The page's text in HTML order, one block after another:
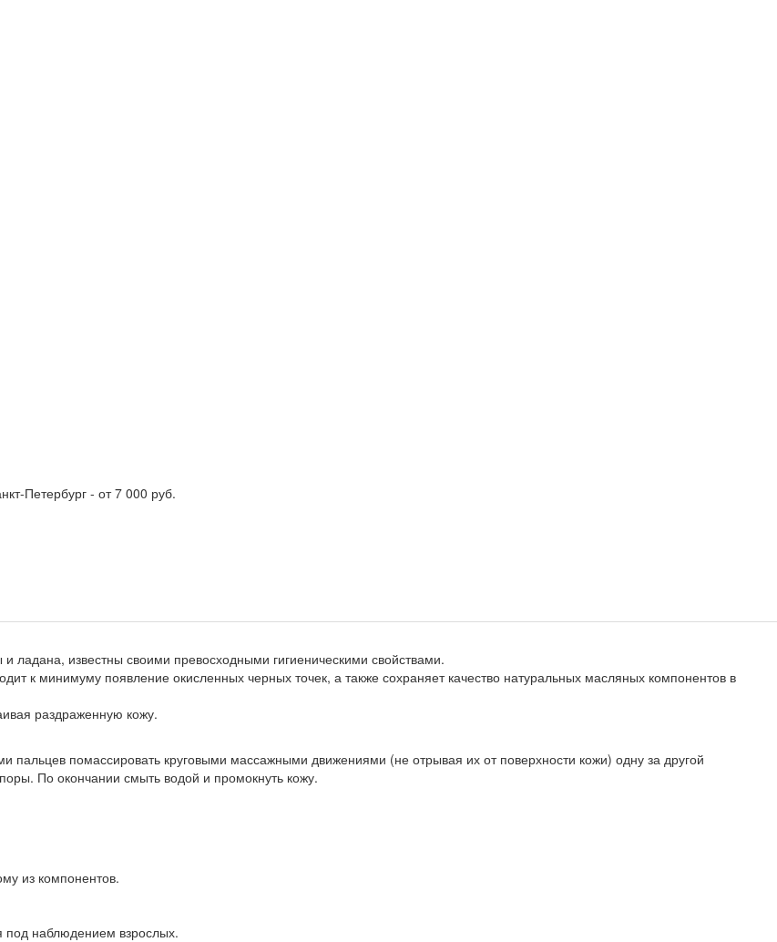
Петербург - от 7 000 руб.
ладана, известны своими превосходными гигиеническими свойствами.
к минимуму появление окисленных черных точек, а также сохраняет качество натуральных масляных компонентов в
раздраженную кожу.
пальцев помассировать круговыми массажными движениями (не отрывая их от поверхности кожи) одну за другой
По окончании смыть водой и промокнуть кожу.
из компонентов.
под наблюдением взрослых.